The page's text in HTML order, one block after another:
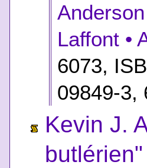
Laffont •
6073,
09849-3,
Kevin J.
butlérien"